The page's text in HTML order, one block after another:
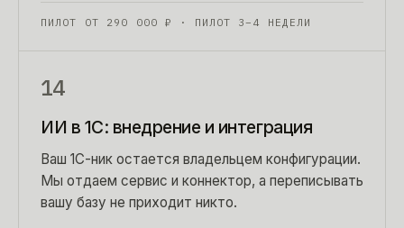
ПИЛОТ ОТ 290 000 ₽ · ПИЛОТ 3–4 НЕДЕЛИ
14
ИИ в 1С: внедрение и интеграция
Ваш 1С-ник остается владельцем конфигурации.
Мы отдаем сервис и коннектор, а переписывать
вашу базу не приходит никто.